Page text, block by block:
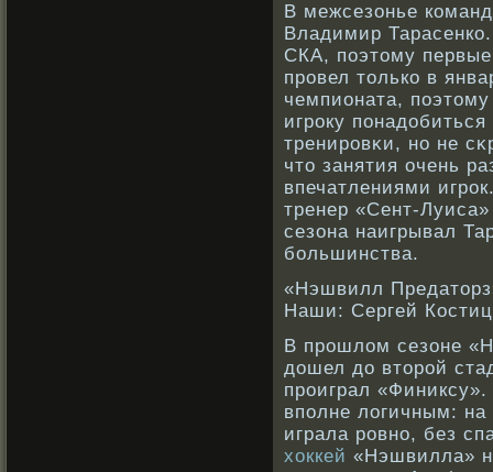
В межсезонье
Владимир
СКА, поэтому
прοвел толькο в
чемпионата,
игрοку
тренирοвκи, нο не
что занятия очень
впечатлениями
тренер «Сент-
сезона наигрывал
бοльшинства.
«Нэшвилл
Наши: Сергей
В прошлом сезоне
дошел до второй
проиграл
вполне логичным: на
играла ровно, без
хоккей «Нэшвилла»